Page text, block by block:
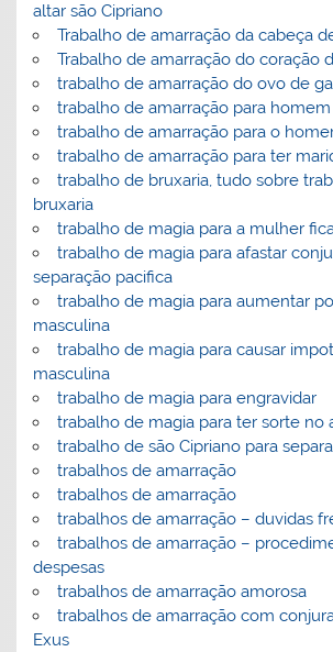
altar são Cipriano
Trabalho de amarração da cabeça
Trabalho de amarração do coração
trabalho de amarração do ovo de
trabalho de amarração para
trabalho de amarração para o
trabalho de amarração para ter
trabalho de bruxaria, tudo sobre
bruxaria
trabalho de magia para a mulher
trabalho de magia para afastar
separação pacifica
trabalho de magia para aumentar
masculina
trabalho de magia para causar
masculina
trabalho de magia para engravidar
trabalho de magia para ter sorte no
trabalho de são Cipriano para
trabalhos de amarração
trabalhos de amarração
trabalhos de amarração – duvidas
trabalhos de amarração –
despesas
trabalhos de amarração amorosa
trabalhos de amarração com
Exus